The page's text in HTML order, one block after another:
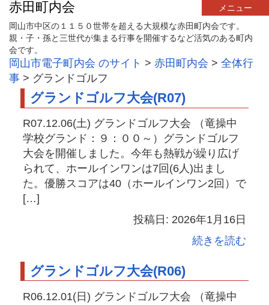
赤田町内会
メニュー
岡山市中区の１１５０世帯を超える大規模な赤田町内会です。
親・子・孫と三世代が集まる行事を開催するなど活気のある町内
会です。
岡山市電子町内会 のサイト > 赤田町内会 > 全体行
事 > グランドゴルフ
グランドゴルフ大会(R07)
R07.12.06(土) グランドゴルフ大会 （竜操中
学校グランド：９：００～）グランドゴルフ
大会を開催しました。今年も熱戦が繰り広げ
られて、ホールインワンは7回(6人)出まし
た。優勝スコアは40（ホールインワン2回）で
[…]
投稿日: 2026年1月16日
続きを読む
グランドゴルフ大会(R06)
R06.12.01(日) グランドゴルフ大会 （竜操中